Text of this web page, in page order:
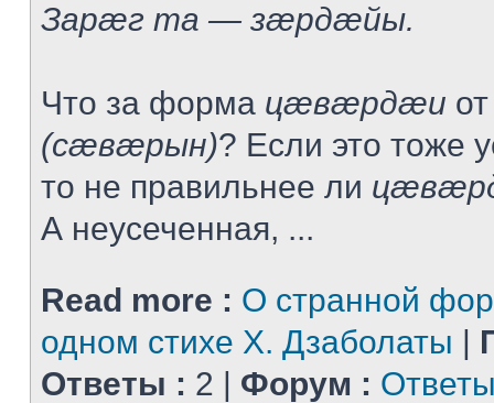
Зарæг та — зæрдæйы.
Что за форма цæвæрдæи
(сæвæрын)? Если это тоже
то не правильнее ли
А неусеченная, ...
Read more : О странной
одном стихе Х. Дзаболаты |
Ответы : 2 | Форум :